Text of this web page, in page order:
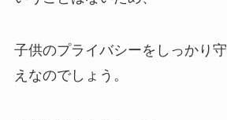
子供のプライバシーをしっかり
えなのでしょう。